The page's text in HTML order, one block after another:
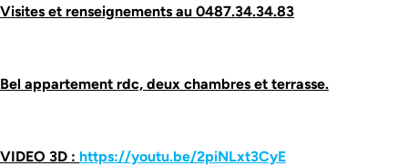
Visites et renseignements au 0487.34.34.83
Bel appartement rdc, deux chambres et terrasse.
VIDEO 3D : https://youtu.be/2piNLxt3CyE